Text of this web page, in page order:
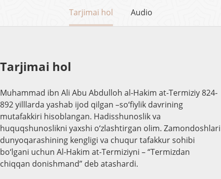
Tarjimai hol Audio
Tarjimai hol
Muhammad ibn Ali Abu Abdulloh al-Hakim at-Termiziy 824-
892 yilllarda yashab ijod qilgan –so‘fiylik davrining
mutafakkiri hisoblangan. Hadisshunoslik va
huquqshunoslikni yaxshi o‘zlashtirgan olim. Zamondoshlari
dunyoqarashining kengligi va chuqur tafakkur sohibi
bo‘lgani uchun Al-Hakim at-Termiziyni – “Termizdan
chiqqan donishmand” deb atashardi.